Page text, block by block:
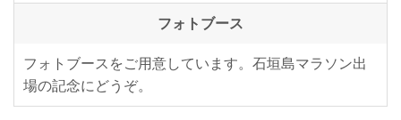
フォトブース
フォトブースをご用意しています。石垣島マラソン出
場の記念にどうぞ。